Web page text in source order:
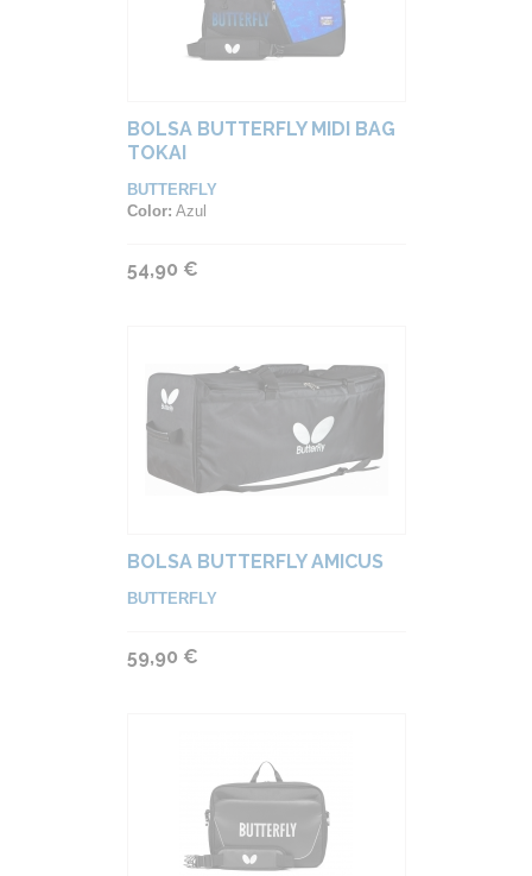
BOLSA BUTTERFLY MIDI BAG
TOKAI
BUTTERFLY
Color: Azul
54,90 €
BOLSA BUTTERFLY AMICUS
BUTTERFLY
59,90 €